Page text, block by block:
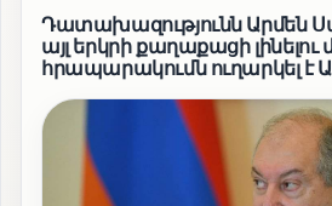
Դատախազությունն Արմեն
այլ երկրի քաղաքացի լինելու
հրապարակումն ուղարկել է